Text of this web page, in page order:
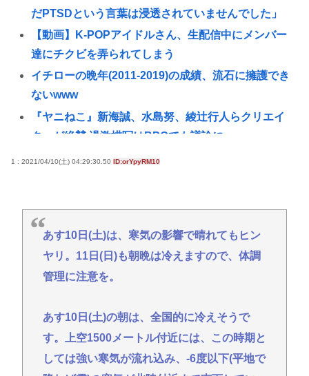
だPTSDという言葉は浸透されていませんでした」
【動画】K-POPアイドルさん、生配信中にメンバー
達にチクビを弄られてしまう
イチローの晩年(2011-2019)の成績、流石に擁護でき
ないwww
『ヤニねこ』新海誠、水島努、綾辻行人らクリエイ
ターが絶賛 過激描写はBPOでも議論に
【動画あり】ミスイタリア地方予選、黒人女性が優
首相官邸、"映え"を意識した高市首相熊本訪問の感
動BGM付きムービーを投稿「全部が全部ありがたか
ったです」
避難所地獄と化す「ずっと同じ食べ物&断水でトイレ
【高市朗報】日本の自殺者数、無茶苦茶減って史上
初の2万人割れ。無茶苦茶生きやすい国になってる件
www
1 : 2021/04/10(土) 04:29:30.50 ID:orYpyRM10
あす10日(土)は、寒気の影響で晴れてもヒン
ヤリ。11日(日)も朝晩は冷えますので、体調
管理に注意を。
あす10日(土)の朝は、全国的に冷えそうで
す。上空1500メートル付近には、この時期と
しては強い寒気が流れ込み、-6度以下(平地で